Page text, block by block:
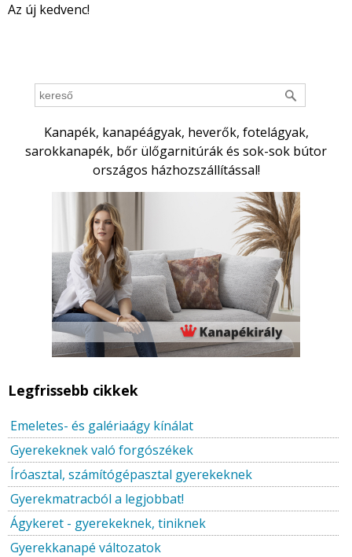
Az új kedvenc!
Kanapék, kanapéágyak, heverők, fotelágyak,
sarokkanapék, bőr ülőgarnitúrák és sok-sok bútor
országos házhozszállítással!
Legfrissebb cikkek
Emeletes- és galériaágy kínálat
Gyerekeknek való forgószékek
Íróasztal, számítógépasztal gyerekeknek
Gyerekmatracból a legjobbat!
Ágykeret - gyerekeknek, tiniknek
Gyerekkanapé változatok